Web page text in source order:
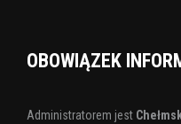
OBOWIĄZEK
Administratorem jest